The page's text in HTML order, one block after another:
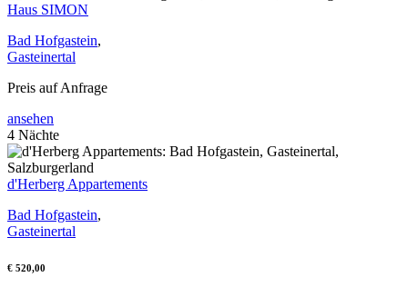
Haus SIMON
Bad Hofgastein,
Gasteinertal
Preis auf Anfrage
ansehen
4 Nächte
d'Herberg Appartements
Bad Hofgastein,
Gasteinertal
€ 520,00